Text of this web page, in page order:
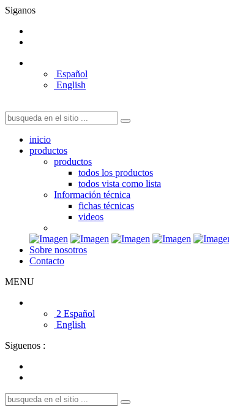
Siganos
Español
English
inicio
productos
productos
todos los productos
todos vista como lista
Información técnica
fichas técnicas
videos
Sobre nosotros
Contacto
MENU
2 Español
English
Siguenos :